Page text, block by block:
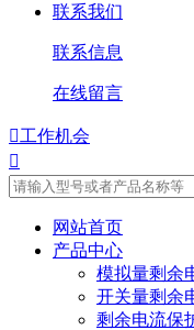
联系我们
联系信息
在线留言
工作机会

网站首页
产品中心
模拟量剩余
开关量剩余
剩余电流保